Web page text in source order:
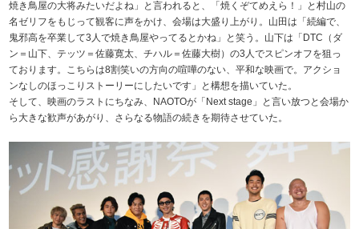
焼き鳥屋の大将みたいだよね」と言われると、「焼くぞてめえら！」と村山の
名ゼリフをもじって観客に声をかけ、会場は大盛り上がり。山田は「続編で、
鬼邪高を卒業して3人で焼き鳥屋やってるとかね」と笑う。山下は「DTC（ダ
ン＝山下、テッツ＝佐藤寛太、チハル＝佐藤大樹）の3人でスピンオフを狙っ
ております。こちらは8割笑いの方向の喧嘩のない、平和な映画で。アクショ
ンなしのほっこりストーリーにしたいです」と構想を描いていた。
そして、映画のラストにちなみ、NAOTOが「Next stage」と言い放つと会場か
ら大きな歓声があがり、さらなる物語の続きを期待させていた。